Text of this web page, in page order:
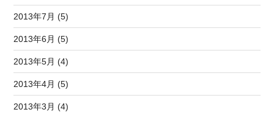
2013年7月 (5)
2013年6月 (5)
2013年5月 (4)
2013年4月 (5)
2013年3月 (4)